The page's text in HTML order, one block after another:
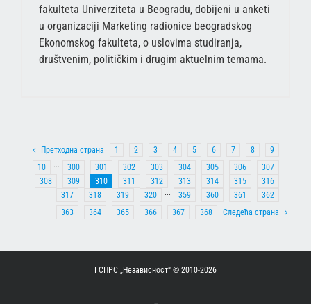
fakulteta Univerziteta u Beogradu, dobijeni u anketi
u organizaciji Marketing radionice beogradskog
Ekonomskog fakulteta, o uslovima studiranja,
društvenim, političkim i drugim aktuelnim temama.
Претходна страна 1 2 3 4 5 6 7 8
9
10
··· 300 301 302 303 304 305 306
307
308
309 310 311 312 313 314 315
316
317
318 319 320 ··· 359 360 361
362
363
364 365 366 367 368 Следећа страна
ГСПРС „Независност“ © 2010-2026